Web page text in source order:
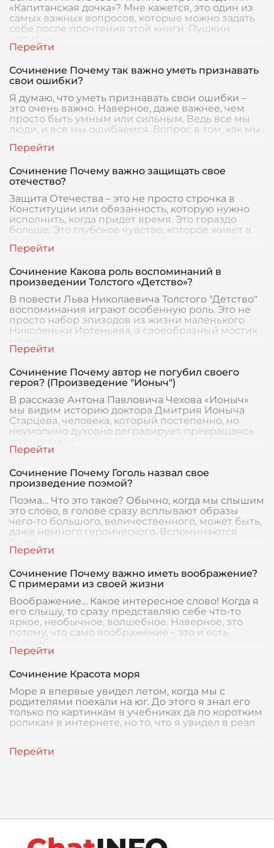
«Капитанская дочка»? Мне кажется, это один из
самых важных вопросов, которые можно задать
себе после прочтения этой книги. Пушкин
Сочинение Почему так важно уметь признавать
свои ошибки?
Я думаю, что уметь признавать свои ошибки –
это очень важно. Наверное, даже важнее, чем
просто быть умным или сильным. Ведь все мы
люди, и все мы ошибаемся. Вопрос в том, как мы
Сочинение Почему важно защищать свое
отечество?
Защита Отечества – это не просто строчка в
Конституции или обязанность, которую нужно
исполнить, когда придет время. Это гораздо
больше. Это глубокое чувство, которое живет в
Сочинение Какова роль воспоминаний в
произведении Толстого «Детство»?
В повести Льва Николаевича Толстого "Детство"
воспоминания играют особенную роль. Это не
просто набор эпизодов из жизни маленького
Николеньки Иртеньева, а своеобразный мостик
Сочинение Почему автор не погубил своего
героя? (Произведение "Ионыч")
В рассказе Антона Павловича Чехова «Ионыч»
мы видим историю доктора Дмитрия Ионыча
Старцева, человека, который постепенно, но
неумолимо духовно деградирует, превращаясь
Сочинение Почему Гоголь назвал свое
произведение поэмой?
Поэма… Что это такое? Обычно, когда мы слышим
это слово, в голове сразу всплывают образы
чего-то большого, величественного, может быть,
даже немного героического. Вспоминаются
были
Сочинение Почему важно иметь воображение?
С примерами из своей жизни
Воображение… Какое интересное слово! Когда я
его слышу, то сразу представляю себе что-то
яркое, необычное, волшебное. Наверное, это
потому, что само воображение – это и есть
волшеб
Сочинение Красота моря
Море я впервые увидел летом, когда мы с
родителями поехали на юг. До этого я знал его
только по картинкам в учебниках да по коротким
роликам в интернете, но то, что я увидел в реал